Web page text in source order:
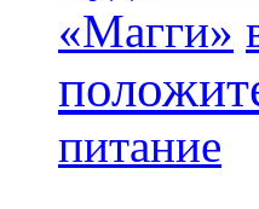
«Магги»
питание